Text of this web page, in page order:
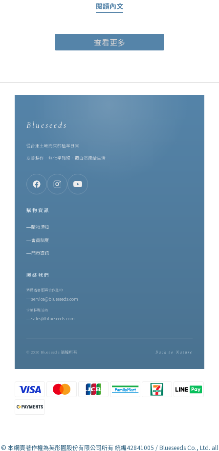
周章燒水泡茶，就能把醇厚的茶香帶在身邊。真正把台東鹿野那片
合作的起點，是同樣的堅持。芙彤園創辦人兼執行長詹茹惠
（Stephanie），科技業出身，卻在 2016 年轉身投入香草產業，遠
調香這件事教給了一誠 —— 她是一誠的啟蒙老師。而在同一片土地
上，博雅齋深耕紅烏龍近四十年。一個專注於香草種植與精油調
上。對土地的態度既然一致，剩下的就是把兩種手藝放在一起 ——
紅烏龍茶葉，製作成香水。一、為什麼是紅烏龍？先認識這支台灣
特色茶要理解這瓶紅烏龍茶香水，得先理解紅烏龍。紅烏龍是誕生
酵程度，再經中度焙火。因此它同時擁有兩種性格：烏龍的花香底
蘊，與紅茶般的醇厚甘甜。茶湯呈琥珀橙紅，像典藏過的白蘭地。
製的天然蜜香。這份蜜韻不是加工添加，而是茶樹與昆蟲、與整座
山共同協作的結果 —— 有蟲害的年份才有蜜香，蜜香因此稀少。這
正是後來香水裡那股甜的來源。二、製茶師的四十年：吳秋伶與博
是從嘉義嫁到台東的媳婦，卻一手把博雅齋種成鹿野最具代表性的
紅烏龍茶園。踏入茶界近四十年，她始終親力親為每一道焙茶工
序，並期許自己不只是茶農，而是一位讀懂茶與土地關係的「識茶
師」。博雅齋的茶園位在三面環山、一面環河之處，經年山嵐與朝
的標準嚴格到有些固執：在十六甲茶園裡逐批精挑分級，能入她眼
裡的頂級好茶，往往只有十分之一。每一泡茶在裝袋之前，她都會
烏龍連續七年榮獲比利時 iTQi 最高殊榮三星獎，並獲頒企業終身成
閱讀內文
查看更多
Blueseeds
從台東土地而來的植萃日常
友善耕作．無化學殘留．把自然還給生活
購物資訊
購物須知
會員制度
門市資訊
聯絡我們
消費者客服與合作邀約
service@blueseeds.com
企業採購洽詢
sales@blueseeds.com
© 2026 Blueseeds 版權所有 Back to Nature
© 本網頁著作權為芙彤園股份有限公司所有 統編42841005 / Blueseeds Co., Ltd. all